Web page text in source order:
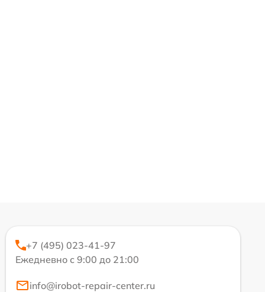
+7 (495) 023-41-97
Ежедневно с 9:00 до 21:00
info@irobot-repair-center.ru